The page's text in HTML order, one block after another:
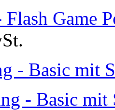
- Basic mit